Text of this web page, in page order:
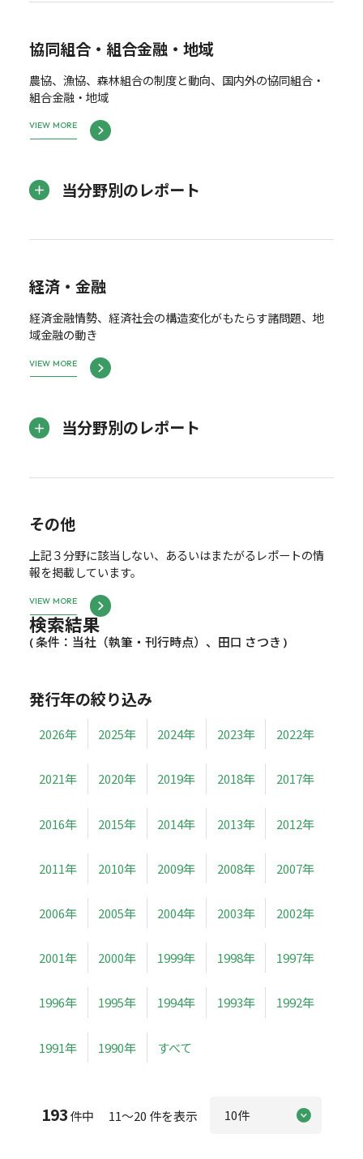
協同組合・組合金融・地域
農協、漁協、森林組合の制度と動向、国内外の協同組合・
組合金融・地域
VIEW MORE
当分野別のレポート
経済・金融
経済金融情勢、経済社会の構造変化がもたらす諸問題、地
域金融の動き
VIEW MORE
当分野別のレポート
その他
上記３分野に該当しない、あるいはまたがるレポートの情
報を掲載しています。
VIEW MORE
検索結果
( 条件：当社（執筆・刊行時点）、田口 さつき )
発行年の絞り込み
2026年 2025年 2024年 2023年 2022年
2021年 2020年 2019年 2018年 2017年
2016年 2015年 2014年 2013年 2012年
2011年 2010年 2009年 2008年 2007年
2006年 2005年 2004年 2003年 2002年
2001年 2000年 1999年 1998年 1997年
1996年 1995年 1994年 1993年 1992年
1991年 1990年 すべて
193件中 11～20 件を表示